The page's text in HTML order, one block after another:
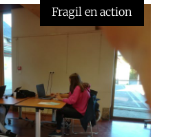
Fragil en action